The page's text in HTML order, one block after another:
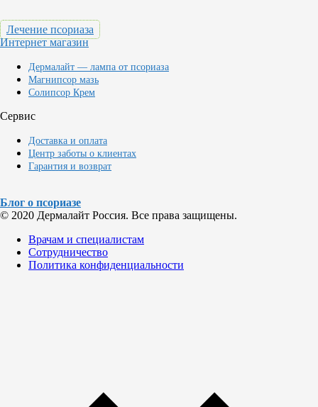
Лечение псориаза
Интернет магазин
Дермалайт — лампа от псориаза
Магнипсор мазь
Солипсор Крем
Сервис
Доставка и оплата
Центр заботы о клиентах
Гарантия и возврат
Блог о псориазе
© 2020 Дермалайт Россия. Все права защищены.
Врачам и специалистам
Сотрудничество
Политика конфиденциальности